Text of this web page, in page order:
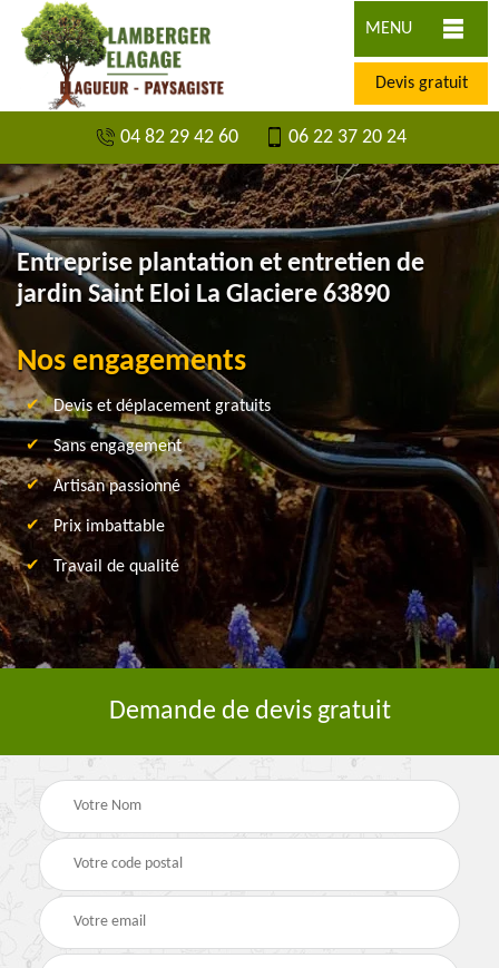
MENU
Devis gratuit
04 82 29 42 60 06 22 37 20 24
Entreprise plantation et entretien de
jardin Saint Eloi La Glaciere 63890
Nos engagements
Devis et déplacement gratuits
Sans engagement
Artisan passionné
Prix imbattable
Travail de qualité
Demande de devis gratuit